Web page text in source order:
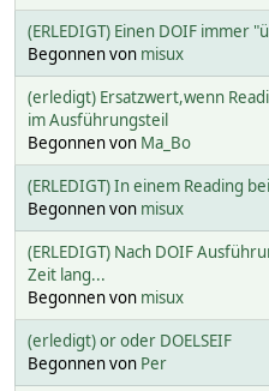
(ERLEDIGT) Einen DOIF immer
Begonnen von misux
(erledigt) Ersatzwert,wenn
im Ausführungsteil
Begonnen von Ma_Bo
(ERLEDIGT) In einem Reading
Begonnen von misux
(ERLEDIGT) Nach DOIF
Zeit lang...
Begonnen von misux
(erledigt) or oder DOELSEIF
Begonnen von Per